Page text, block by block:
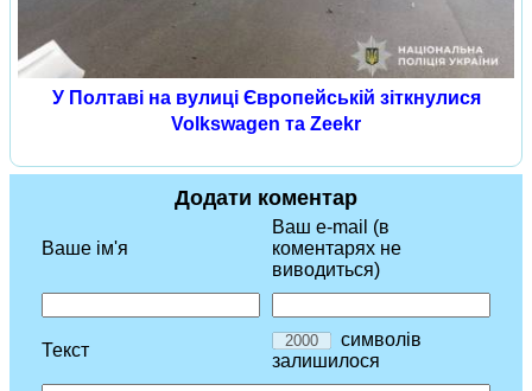
У Полтаві на вулиці Європейській зіткнулися
Volkswagen та Zeekr
Додати коментар
Ваше ім'я
Ваш e-mail (в
коментарях не
виводиться)
Текст
символів
залишилося